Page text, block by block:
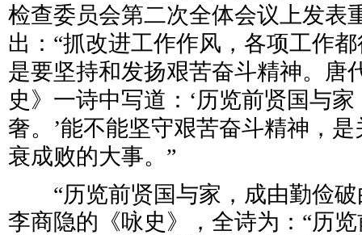
检查委员会第二次全体会议上发表
出：“抓改进工作作风，各项工作
是要坚持和发扬艰苦奋斗精神。唐
史》一诗中写道：‘历览前贤国与
奢。’能不能坚守艰苦奋斗精神，
衰成败的大事。”
“历览前贤国与家，成由勤俭破
李商隐的《咏史》，全诗为：“历